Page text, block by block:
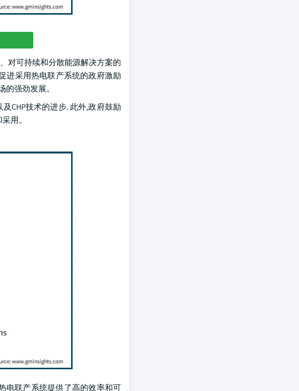
对可持续和分散能源解决方案的
进采用热电联产系统的政府激励
强劲发展。
CHP技术的进步. 此外,政府鼓励
用。
电联产系统提供了高的效率和可